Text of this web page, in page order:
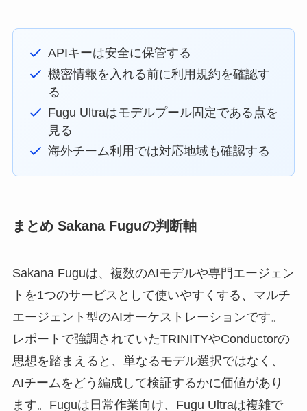
APIキーは安全に保管する
機密情報を入れる前に利用規約を確認す
る
Fugu Ultraはモデルプール固定である点を
見る
海外チーム利用では対応地域も確認する
まとめ Sakana Fuguの判断軸
Sakana Fuguは、複数のAIモデルや専門エージェン
トを1つのサービスとして使いやすくする、マルチ
エージェント型のAIオーケストレーションです。
レポートで強調されていたTRINITYやConductorの
思想を踏まえると、単なるモデル選択ではなく、
AIチームをどう編成して検証するかに価値があり
ます。Fuguは日常作業向け、Fugu Ultraは複雑で